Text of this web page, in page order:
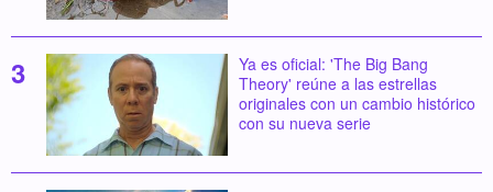
Ya es oficial: 'The Big Bang
Theory' reúne a las estrellas
originales con un cambio histórico
con su nueva serie